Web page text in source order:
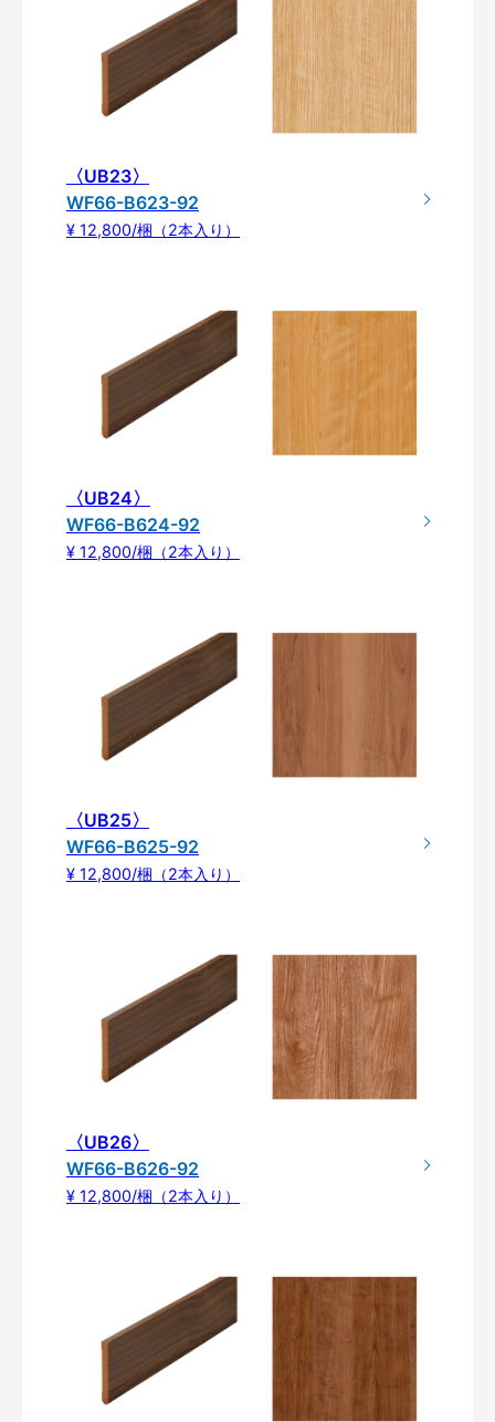
〈UB23〉
WF66-B623-92
¥ 12,800/梱（2本入り）
〈UB24〉
WF66-B624-92
¥ 12,800/梱（2本入り）
〈UB25〉
WF66-B625-92
¥ 12,800/梱（2本入り）
〈UB26〉
WF66-B626-92
¥ 12,800/梱（2本入り）